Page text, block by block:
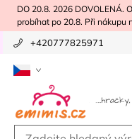
DO 20.8. 2026 DOVOLENÁ.
probíhat po 20.8. Při nákupu
+420777825971